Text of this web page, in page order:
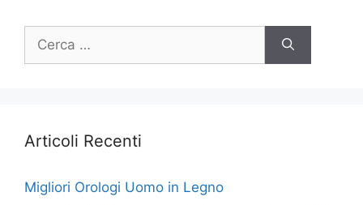
per:
Articoli Recenti
Migliori Orologi Uomo in Legno